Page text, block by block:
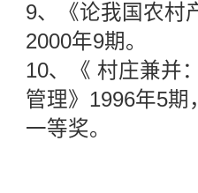
9、《论我国农村
2000年9期。
10、《 村庄兼并
管理》1996年5
一等奖。